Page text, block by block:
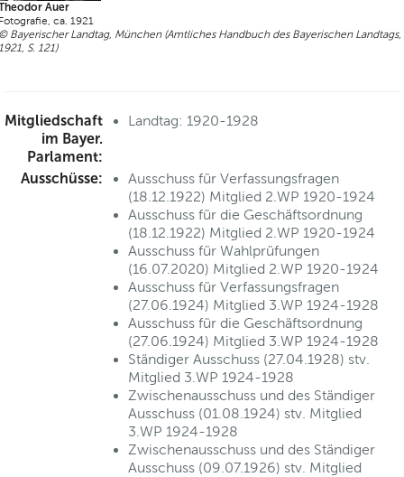
Auer
ca. 1921
Bayerischer Landtag, München (Amtliches Handbuch des Bayerischen Landtags,
S. 121)
Mitgliedschaft
im Bayer.
Parlament:
Landtag: 1920-1928
Ausschüsse:
Ausschuss für Verfassungsfragen
(18.12.1922) Mitglied 2.WP 1920-1924
Ausschuss für die Geschäftsordnung
(18.12.1922) Mitglied 2.WP 1920-1924
Ausschuss für Wahlprüfungen
(16.07.2020) Mitglied 2.WP 1920-1924
Ausschuss für Verfassungsfragen
(27.06.1924) Mitglied 3.WP 1924-1928
Ausschuss für die Geschäftsordnung
(27.06.1924) Mitglied 3.WP 1924-1928
Ständiger Ausschuss (27.04.1928) stv.
Mitglied 3.WP 1924-1928
Zwischenausschuss und des Ständiger
Ausschuss (01.08.1924) stv. Mitglied
3.WP 1924-1928
Zwischenausschuss und des Ständiger
Ausschuss (09.07.1926) stv. Mitglied